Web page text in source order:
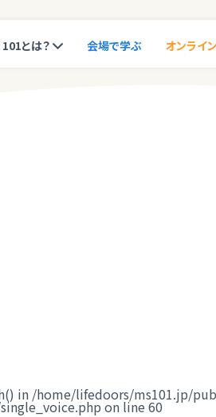
101とは？ 会場で学ぶ オンライ
in /home/lifedoors/ms101.jp/
on line 60